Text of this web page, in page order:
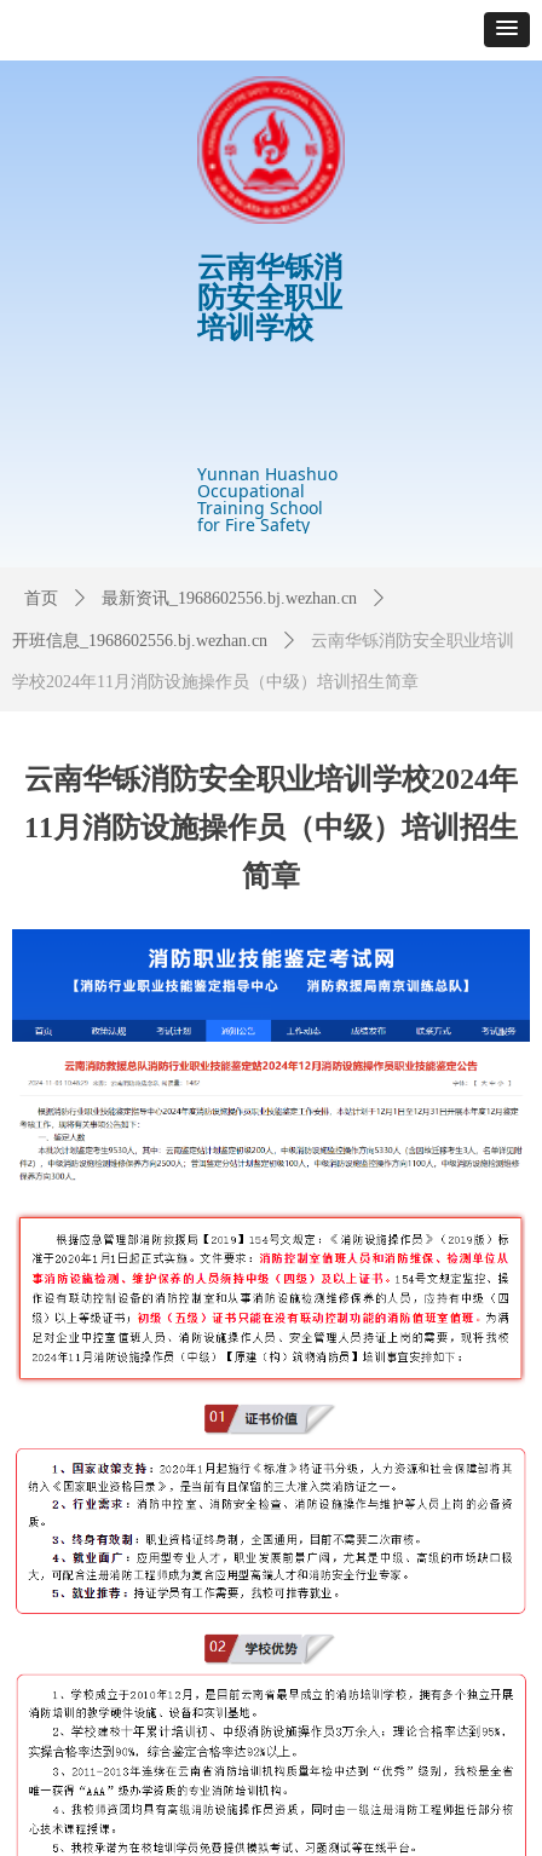
Yunnan Huashuo
Occupational
Training School
for Fire Safety
云南华铄消
防安全职业
培训学校
首页 ꄲ 最新资讯_1968602556.bj.wezhan.cn ꄲ
开班信息_1968602556.bj.wezhan.cn ꄲ 云南华铄消防安全职业培训
学校2024年11月消防设施操作员（中级）培训招生简章
云南华铄消防安全职业培训学校2024年
11月消防设施操作员（中级）培训招生
简章